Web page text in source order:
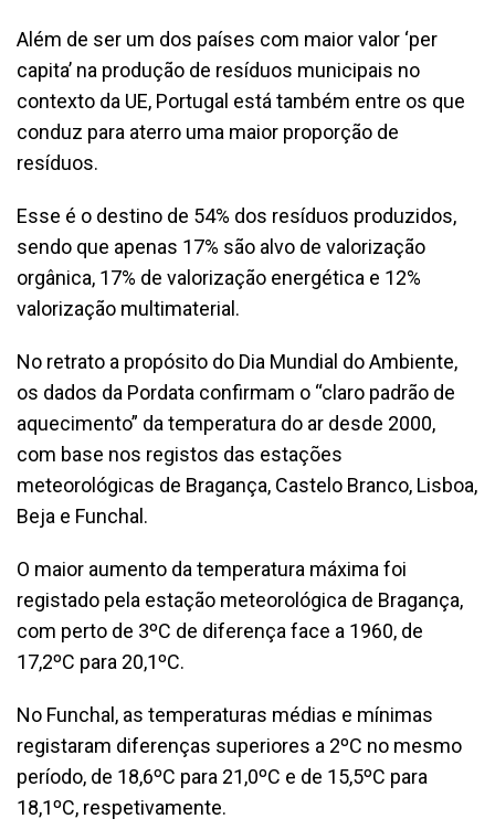
Além de ser um dos países com maior valor ‘per
capita’ na produção de resíduos municipais no
contexto da UE, Portugal está também entre os que
conduz para aterro uma maior proporção de
resíduos.
Esse é o destino de 54% dos resíduos produzidos,
sendo que apenas 17% são alvo de valorização
orgânica, 17% de valorização energética e 12%
valorização multimaterial.
No retrato a propósito do Dia Mundial do Ambiente,
os dados da Pordata confirmam o “claro padrão de
aquecimento” da temperatura do ar desde 2000,
com base nos registos das estações
meteorológicas de Bragança, Castelo Branco, Lisboa,
Beja e Funchal.
O maior aumento da temperatura máxima foi
registado pela estação meteorológica de Bragança,
com perto de 3ºC de diferença face a 1960, de
17,2ºC para 20,1ºC.
No Funchal, as temperaturas médias e mínimas
registaram diferenças superiores a 2ºC no mesmo
período, de 18,6ºC para 21,0ºC e de 15,5ºC para
18,1ºC, respetivamente.